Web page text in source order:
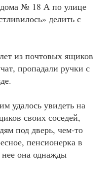
дома № 18 А по улице
делить с
из почтовых ящиков
пропадали ручки с
удалось увидеть на
своих соседей,
под дверь, чем-то
пенсионерка в
нее она однажды